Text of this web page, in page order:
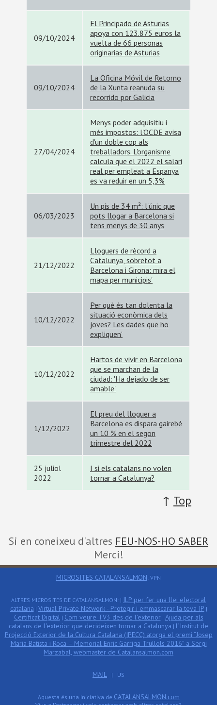
09/10/2024
El Principado de Asturias
apoya con 123.875 euros la
vuelta de 66 personas
originarias de Asturias
09/10/2024
La Oficina Móvil de Retorno
de la Xunta reanuda su
recorrido por Galicia
27/04/2024
Menys poder adquisitiu i
més impostos: l'OCDE avisa
d'un doble cop als
treballadors. L'organisme
calcula que el 2022 el salari
real per empleat a Espanya
es va reduir en un 5,3%
06/03/2023
Un pis de 34 m²: l'únic que
pots llogar a Barcelona si
tens menys de 30 anys
21/12/2022
Lloguers de rècord a
Catalunya, sobretot a
Barcelona i Girona: mira el
mapa per municipis'
10/12/2022
Per què és tan dolenta la
situació econòmica dels
joves? Les dades que ho
expliquen'
10/12/2022
Hartos de vivir en Barcelona
que se marchan de la
ciudad: 'Ha dejado de ser
amable'
1/12/2022
El preu del lloguer a
Barcelona es dispara gairebé
un 10 % en el segon
trimestre del 2022
25 juliol
2022
I si els catalans no volen
tornar a Catalunya?
↑ Top
Si en coneixeu d'altres FEU-NOS-HO SABER
Merci!
MICROSITES CATALANSALMON: VPN
ALTRES MICROSITES DE CATALANSALMON: | ILP per fer una llei electoral
catalana | Virtual Private Network - Protegir i emmascarar la teva IP |
Certificat Digital| Com veure TV3 des de l'exterior | Ajuda per als
catalans de l'exterior que decideixen tornar a Catalunya | L’Institut de
Projecció Exterior de la Cultura Catalana (IPECC) atorga el premi “Josep
Maria Batista i Roca – Memorial Enric Garriga Trullols 2016” a Sergi
Marzabal, webmaster de Catalansalmon.com
MAIL | US
Aquesta és una iniciativa de CATALANSALMON.com